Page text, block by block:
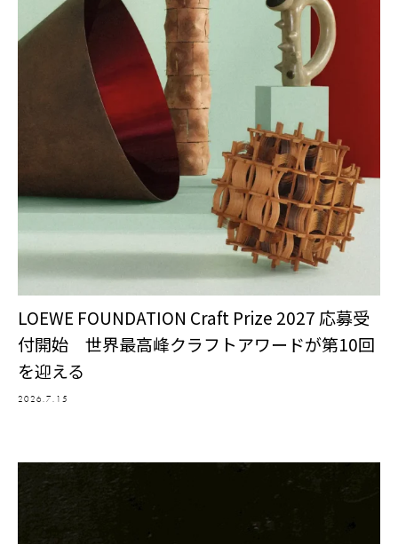
LOEWE FOUNDATION Craft Prize 2027 応募受
付開始 世界最高峰クラフトアワードが第10回
を迎える
2026.7.15